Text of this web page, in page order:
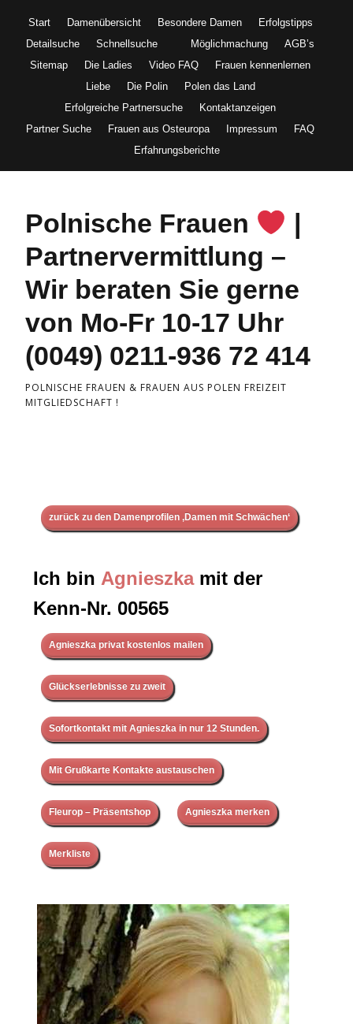
Start Damenübersicht Besondere Damen
Erfolgstipps
Detailsuche
Schnellsuche Möglichmachung
AGB’s
Sitemap
Die Ladies Video FAQ
Frauen kennenlernen
Liebe
Die Polin
Polen das Land
Erfolgreiche Partnersuche
Kontaktanzeigen
Partner Suche
Frauen aus Osteuropa Impressum
FAQ
Erfahrungsberichte
Polnische Frauen
|
Partnervermittlung –
Wir beraten Sie gerne
von Mo-Fr 10-17 Uhr
(0049) 0211-936 72 414
POLNISCHE FRAUEN & FRAUEN AUS POLEN FREIZEIT
MITGLIEDSCHAFT !
zurück zu den Damenprofilen ‚Damen mit Schwächen‘
Ich bin Agnieszkamit der
Kenn-Nr. 00565
Agnieszka privat kostenlos mailen
Glückserlebnisse zu zweit
Sofortkontakt mit Agnieszka in nur 12 Stunden.
Mit Grußkarte Kontakte austauschen
Fleurop – Präsentshop Agnieszka merken
Merkliste